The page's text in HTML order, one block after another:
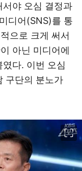
야 오심 결정과
디어(SNS)를 통
으로 크게 써서
아닌 미디어에
다. 이번 오심
구단의 분노가